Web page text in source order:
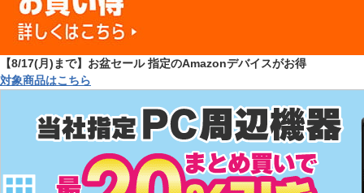
【8/17(月)まで】お盆セール 指定のAmazonデバイスがお得
対象商品はこちら